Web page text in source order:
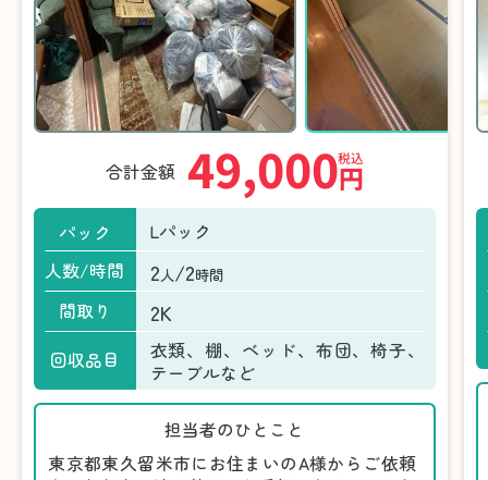
合計金額 49,000円
税込
パック
Lパック
人数/時間
2人 /2時間
間取り 2K
回収品目
衣類、棚、ベッド、布団、椅子、
テーブルなど
担当者のひとこと
東京都東久留米市にお住まいのA様からご依頼